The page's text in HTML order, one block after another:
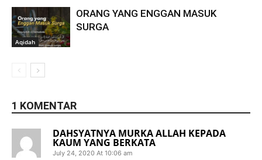
Aqidah
ORANG YANG ENGGAN MASUK
SURGA
1 KOMENTAR
DAHSYATNYA MURKA ALLAH KEPADA
KAUM YANG BERKATA
July 24, 2020 At 10:06 am